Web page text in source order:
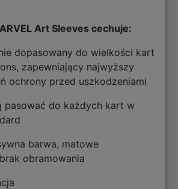
Art Sleeves cechuje:
dopasowany do wielkości kart
zapewniający najwyższy
ochrony przed uszkodzeniami
pasować do każdych kart w
barwa, matowe
obramowania